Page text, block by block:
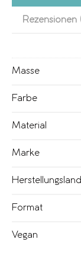
Rezensionen
Masse
Farbe
Material
Marke
Herstellungsland
Format
Vegan